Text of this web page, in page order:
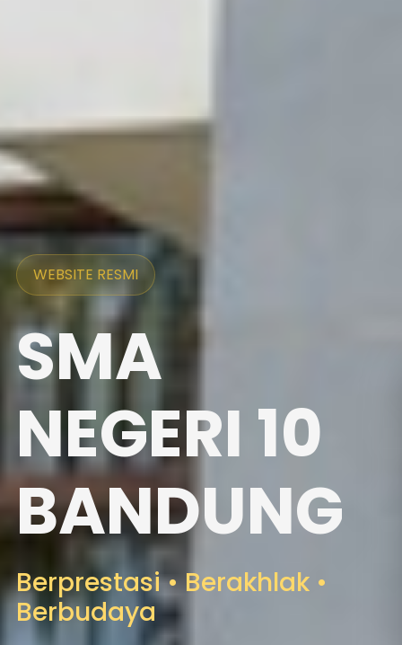
WEBSITE RESMI
SMA
NEGERI 10
BANDUNG
Berprestasi • Berakhlak •
Berbudaya